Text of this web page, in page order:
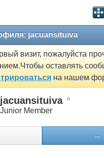
jacuansituiva
визит, пожалуйста
оставлять
на нашем
jacuansituiva
Junior Member
...